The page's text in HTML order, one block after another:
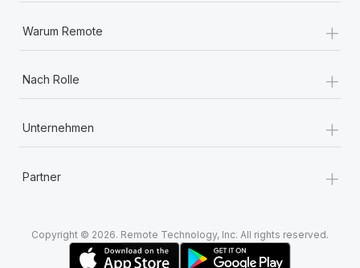
Warum Remote +
Nach Rolle +
Unternehmen +
Partner +
Copyright © 2026. Remote Technology, Inc. All rights reserved.